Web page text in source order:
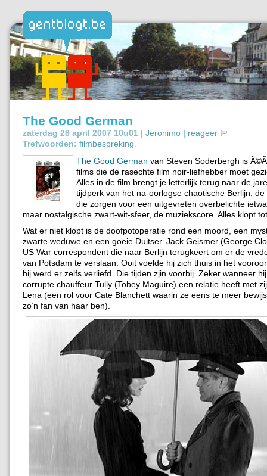
The Good German
zaterdag 28 april 2007 10u01 | Jeronimo | reageer
Trefwoorden: filmbespreking
The Good German van Steven Soderbergh is
films die de rasechte film noir-liefhebber moet
Alles in de film brengt je letterlijk terug naar de
tijdperk van het na-oorlogse chaotische Berlijn,
die zorgen voor een uitgevreten overbelichte
maar nostalgische zwart-wit-sfeer, de muziekscore. Alles klopt
Wat er niet klopt is de doofpotoperatie rond een moord, een
zwarte weduwe en een goeie Duitser. Jack Geismer (George
US War correspondent die naar Berlijn terugkeert om er de
van Potsdam te verslaan. Ooit voelde hij zich thuis in het
hij werd er zelfs verliefd. Die tijden zjin voorbij. Zeker wanneer
corrupte chauffeur Tully (Tobey Maguire) een relatie heeft met
Lena (een rol voor Cate Blanchett waarin ze eens te meer
zo’n fan van haar ben).